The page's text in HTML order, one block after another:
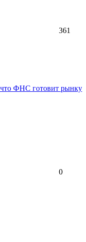
361
что ФНС готовит рынку
0